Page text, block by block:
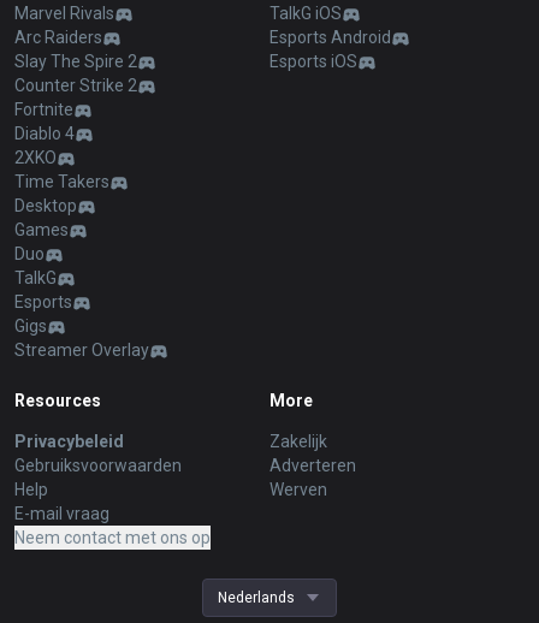
Marvel Rivals
Arc Raiders
Slay The Spire 2
Counter Strike 2
Fortnite
Diablo 4
2XKO
Time Takers
Desktop
Games
Duo
TalkG
Esports
Gigs
Streamer Overlay
TalkG iOS
Esports Android
Esports iOS
Resources
Privacybeleid
Gebruiksvoorwaarden
Help
E-mail vraag
Neem contact met ons op
More
Zakelijk
Adverteren
Werven
Nederlands